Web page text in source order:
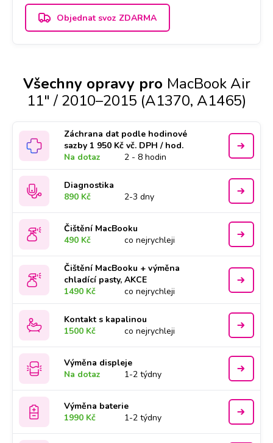
Objednat svoz ZDARMA
Všechny opravy pro MacBook Air
11" / 2010–2015 (A1370, A1465)
Záchrana dat podle hodinové
sazby 1 950 Kč vč. DPH / hod.
Na dotaz
2 - 8 hodin
Diagnostika
890 Kč
2-3 dny
Čištění MacBooku
490 Kč
co nejrychleji
Čištění MacBooku + výměna
chladící pasty, AKCE
1490 Kč
co nejrychleji
Kontakt s kapalinou
1500 Kč
co nejrychleji
Výměna displeje
Na dotaz
1-2 týdny
Výměna baterie
1990 Kč
1-2 týdny